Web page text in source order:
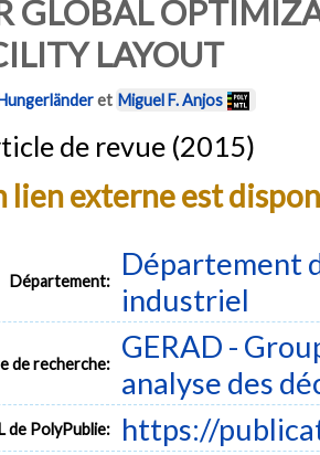
GLOBAL
LAYOUT
et Miguel F. Anjos
de revue (2015)
lien externe est
Département:
Département
industriel
de recherche:
GERAD -
analyse des
de PolyPublie: https://